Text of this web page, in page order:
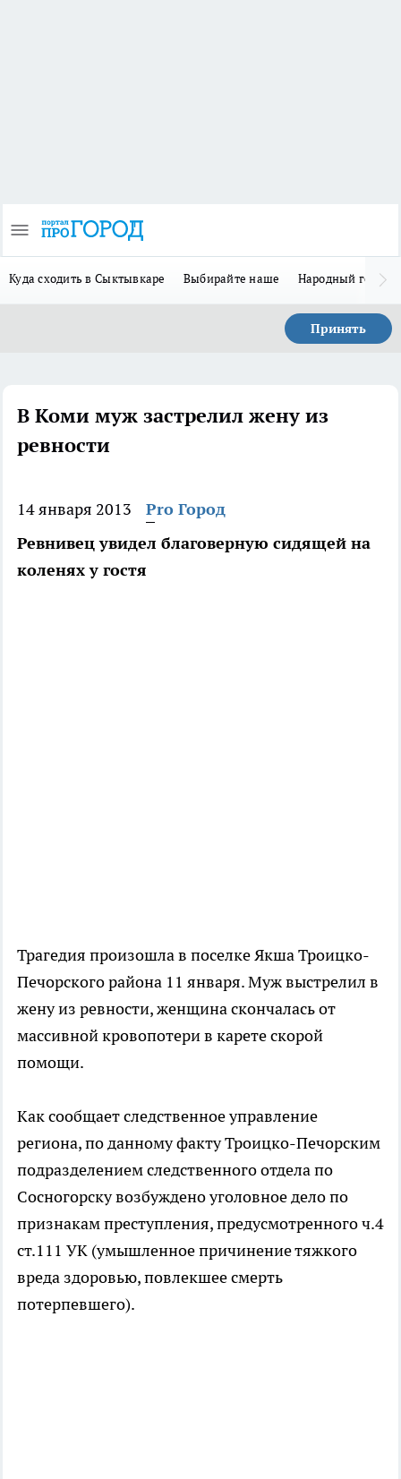
Куда сходить в Сыктывкаре Выбирайте наше Народный герой
Принять
В Коми муж застрелил жену из
ревности
14 января 2013
Pro Город
Ревнивец увидел благоверную сидящей на
коленях у гостя
Трагедия произошла в поселке Якша Троицко-
Печорского района 11 января. Муж выстрелил в
жену из ревности, женщина скончалась от
массивной кровопотери в карете скорой
помощи.
Как сообщает следственное управление
региона, по данному факту Троицко-Печорским
подразделением следственного отдела по
Сосногорску возбуждено уголовное дело по
признакам преступления, предусмотренного ч.4
ст.111 УК (умышленное причинение тяжкого
вреда здоровью, повлекшее смерть
потерпевшего).